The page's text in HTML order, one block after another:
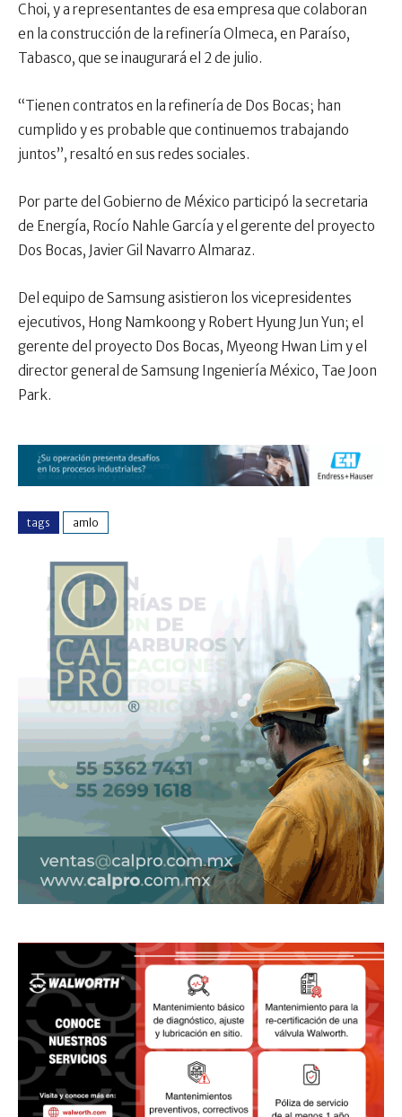
Choi, y a representantes de esa empresa que colaboran
en la construcción de la refinería Olmeca, en Paraíso,
Tabasco, que se inaugurará el 2 de julio.
“Tienen contratos en la refinería de Dos Bocas; han
cumplido y es probable que continuemos trabajando
juntos”, resaltó en sus redes sociales.
Por parte del Gobierno de México participó la secretaria
de Energía, Rocío Nahle García y el gerente del proyecto
Dos Bocas, Javier Gil Navarro Almaraz.
Del equipo de Samsung asistieron los vicepresidentes
ejecutivos, Hong Namkoong y Robert Hyung Jun Yun; el
gerente del proyecto Dos Bocas, Myeong Hwan Lim y el
director general de Samsung Ingeniería México, Tae Joon
Park.
tags amlo